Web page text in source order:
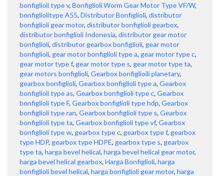
bonfiglioli type v, Bonfiglioli Worm Gear Motor Type VF/W,
bonfigliolitype A55, Distributor Bonfiglioli, distributor
bonfiglioli gear motor, distributor bonfiglioli gearbox,
distributor bonfiglioli Indonesia, distributor gear motor
bonfiglioli, distributor gearbox bonfiglioli, gear motor
bonfiglioli, gear motor bonfiglioli type a, gear motor type c,
gear motor type f, gear motor type s, gear motor type ta,
gear motors bonfiglioli, Gearbox bonfiglioili planetary,
gearbox bonfiglioli, Gearbox bonfiglioli type a, Gearbox
bonfiglioli type as, Gearbox bonfiglioli type c, Gearbox
bonfiglioli type F, Gearbox bonfiglioli type hdp, Gearbox
bonfiglioli type ran, Gearbox bonfiglioli type s, Gearbox
bonfiglioli type ta, Gearbox bonfiglioli type vf, Gearbox
bonfiglioli type w, gearbox type c, gearbox type f, gearbox
type HDP, gearbox type HDPE, gearbox type s, gearbox
type ta, harga bevel helical, harga bevel helical gear motor,
harga bevel helical gearbox, Harga Bonfiglioli, harga
bonfiglioli bevel helical, harga bonfiglioli gear motor, harga